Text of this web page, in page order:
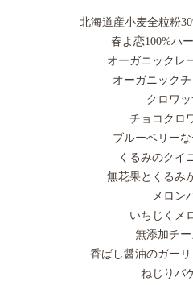
北海道産小麦全粒粉
春よ恋100%ハ
オーガニックレ
オーガニック
クロワ
チョコクロ
ブルーベリーな
くるみのクイ
無花果とくるみ
メロン
いちじくメ
無添加チ
香ばし醤油のガー
ねじりバ